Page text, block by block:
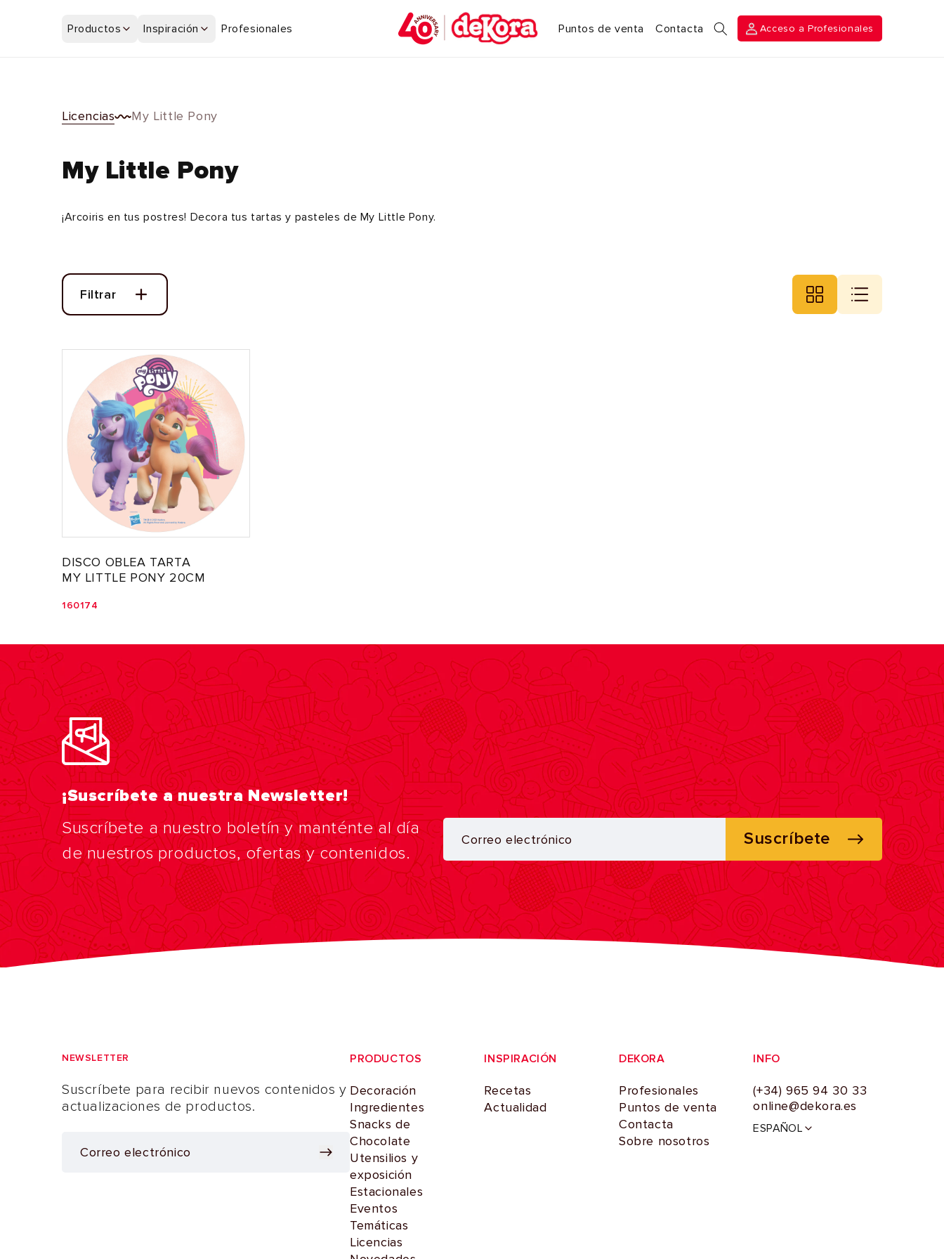
al contenidoProductos Inspiración Profesionales Puntos de venta Contacta Acceso a Profesionales
Profesionales
Licencias My Little Pony
My Little Pony
¡Arcoiris en tus postres! Decora tus tartas y pasteles de My Little Pony.
Filtrar
DISCO OBLEA TARTA
MY LITTLE PONY 20CM
160174
¡Suscríbete a nuestra Newsletter!
Suscríbete a nuestro boletín y manténte al día
de nuestros productos, ofertas y contenidos.
Suscríbete
NEWSLETTER
Suscríbete para recibir nuevos contenidos y
actualizaciones de productos.
PRODUCTOS
Decoración
Ingredientes
Snacks de
Chocolate
Utensilios y
exposición
Estacionales
Eventos
Temáticas
Licencias
INSPIRACIÓN
Recetas
Actualidad
DEKORA
Profesionales
Puntos de venta
Contacta
Sobre nosotros
INFO
(+34) 965 94 30 33
online@dekora.es
d
ESPAÑOL